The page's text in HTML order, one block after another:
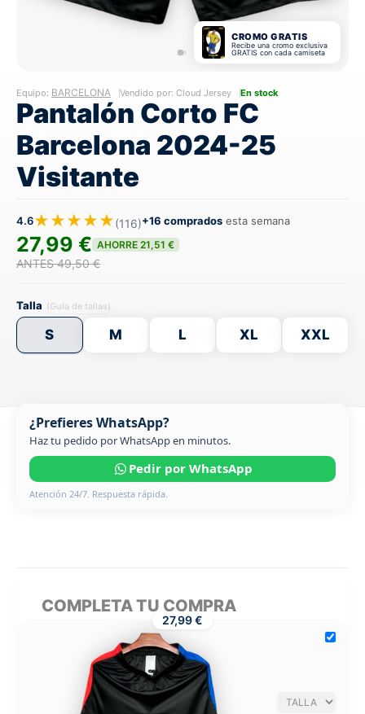
CROMO GRATIS
Recibe una cromo exclusiva
GRATIS con cada camiseta
Equipo: BARCELONA Vendido por: Cloud Jersey En stock
Pantalón Corto FC
Barcelona 2024-25
Visitante
4.6★★★★★(116)+16 comprados esta semana
27,99 € AHORRE 21,51 €
ANTES 49,50 €
Talla (Guía de tallas)
S M L XL XXL
¿Prefieres WhatsApp?
Haz tu pedido por WhatsApp en minutos.
Pedir por WhatsApp
Atención 24/7. Respuesta rápida.
COMPLETA TU COMPRA
27,99 €